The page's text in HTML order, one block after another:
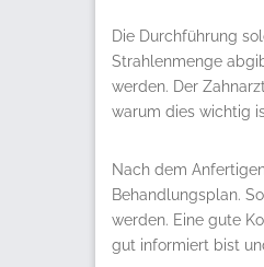
Die Durchführung
Strahlenmenge
werden. Der
warum dies wichtig
Nach dem
Behandlungsplan.
werden. Eine gute
gut informiert bist